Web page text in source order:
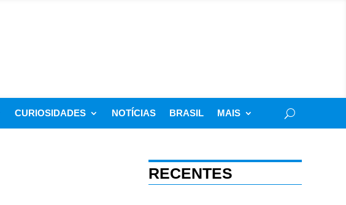
CURIOSIDADES NOTÍCIAS BRASIL MAIS
RECENTES